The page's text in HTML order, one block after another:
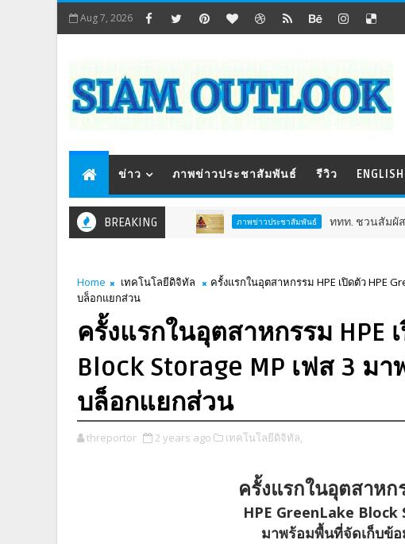
Aug 7, 2026
ข่าว ภาพข่าวประชาสัมพันธ์ รีวิว
BREAKING ภาพข่าวประชาสัมพันธ์ ททท. ชวนสัมผัสพลังแ
Home เทคโนโลยีดิจิทัล
ครั้งแรกในอุตสาหกรรม HPE เปิดตัว HPE
บล็อกแยกส่วน
ครั้งแรกในอุตสาหกรรม HPE
Block Storage MP เฟส 3 ม
บล็อกแยกส่วน
threportor 2 years ago เทคโนโลยีดิจิทัล,
ครั้งแรกในอุตสาหก
HPE GreenLake Block
มาพร้อมพื้นที่จัดเก็บข้